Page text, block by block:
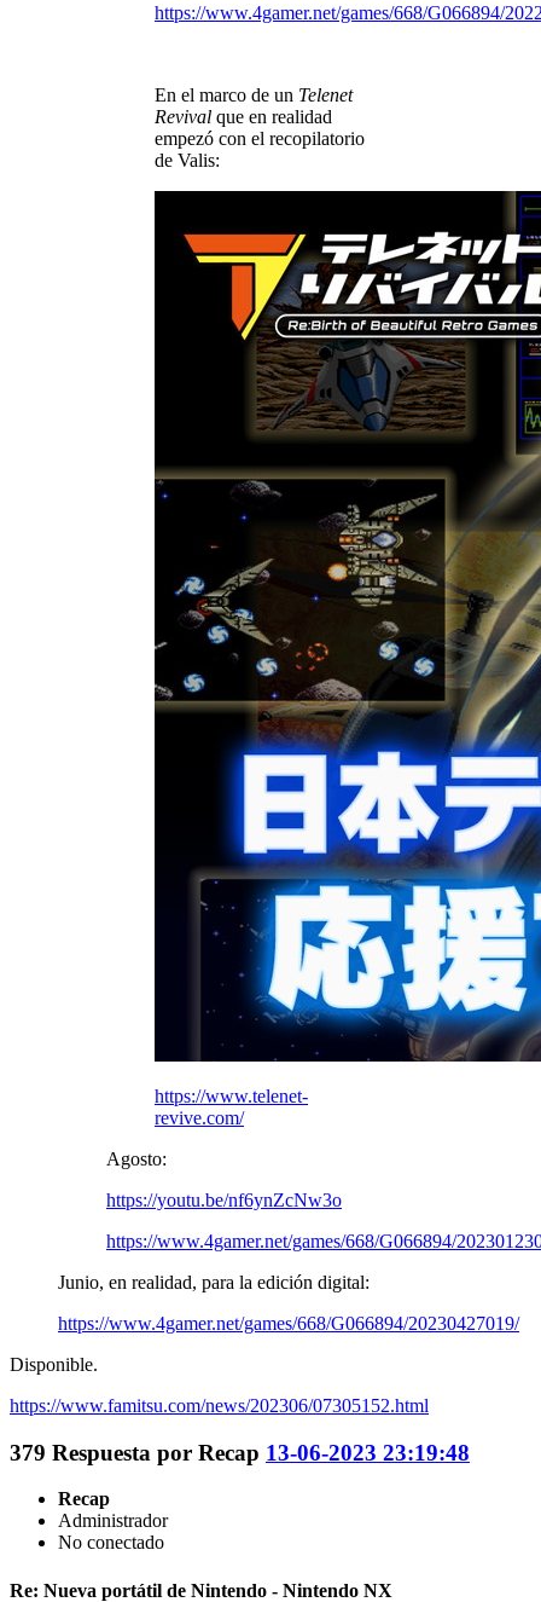
https://www.4gamer.net/games/668/G066894/
En el marco de un Telenet
Revival que en realidad
empezó con el recopilatorio
de Valis:
https://www.telenet-
revive.com/
Agosto:
https://youtu.be/nf6ynZcNw3o
https://www.4gamer.net/games/668/G066894/
Junio, en realidad, para la edición digital:
https://www.4gamer.net/games/668/G066894/20230427019/
Disponible.
https://www.famitsu.com/news/202306/07305152.html
379 Respuesta por Recap 13-06-2023 23:19:48
Recap
Administrador
No conectado
Re: Nueva portátil de Nintendo - Nintendo NX